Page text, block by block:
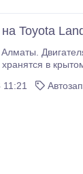
Toyota
1 KZ АКПП, МКПП, раздатки, мосты, карданы, привода,
хранятся в